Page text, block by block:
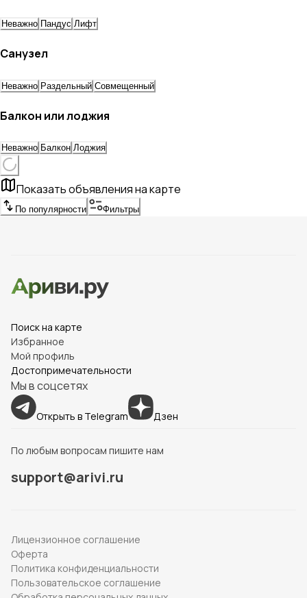
Неважно Пандус Лифт
Санузел
Неважно Раздельный Совмещенный
Балкон или лоджия
Неважно Балкон Лоджия
Показать объявления на карте
По популярности Фильтры
Поиск на карте
Избранное
Мой профиль
Достопримечательности
Мы в соцсетях
Открыть в Telegram Дзен
По любым вопросам пишите нам
support@arivi.ru
Лицензионное соглашение
Оферта
Политика конфиденциальности
Пользовательское соглашение